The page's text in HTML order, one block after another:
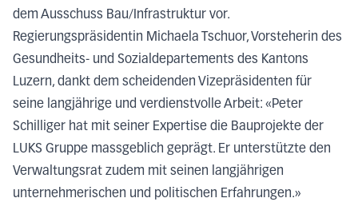
dem Ausschuss Bau/Infrastruktur vor.
Regierungspräsidentin Michaela Tschuor, Vorsteherin des
Gesundheits- und Sozialdepartements des Kantons
Luzern, dankt dem scheidenden Vizepräsidenten für
seine langjährige und verdienstvolle Arbeit: «Peter
Schilliger hat mit seiner Expertise die Bauprojekte der
LUKS Gruppe massgeblich geprägt. Er unterstützte den
Verwaltungsrat zudem mit seinen langjährigen
unternehmerischen und politischen Erfahrungen.»